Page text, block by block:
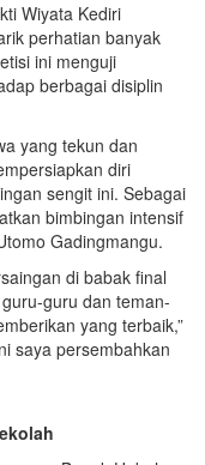
Wiyata Kediri
perhatian banyak
ini menguji
berbagai disiplin
yang tekun dan
diri
sengit ini. Sebagai
bimbingan intensif
Gadingmangu.
di babak final
guru dan teman-
yang terbaik,”
saya persembahkan